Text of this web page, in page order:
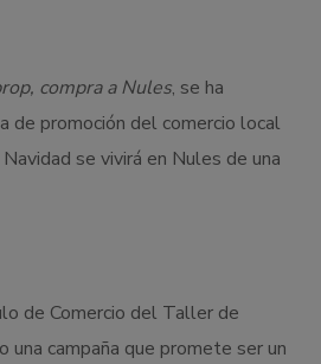
compra a Nules, se ha
de promoción del comercio local
se vivirá en Nules de una
de Comercio del Taller de
una campaña que promete ser un